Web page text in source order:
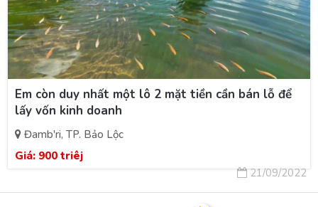
Em còn duy nhất một lô 2 mặt tiền cần bán lỗ để
lấy vốn kinh doanh
Đamb'ri, TP. Bảo Lộc
Giá: 900 triêj
21/09/2022